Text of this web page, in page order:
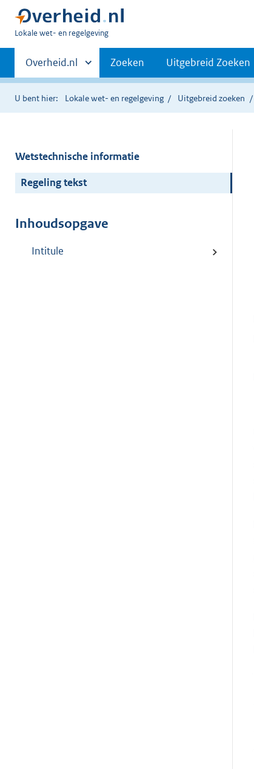
U
hier:
Lokale wet- en regelgeving
Primaire
navigatie
Andere
sites
binnen
Overheid.nl Zoeken Uitgebreid Zoeken
U bent hier: Lokale wet- en regelgeving Uitgebreid zoeken
Wetstechnische informatie
Regeling tekst
Inhoudsopgave
Intitule